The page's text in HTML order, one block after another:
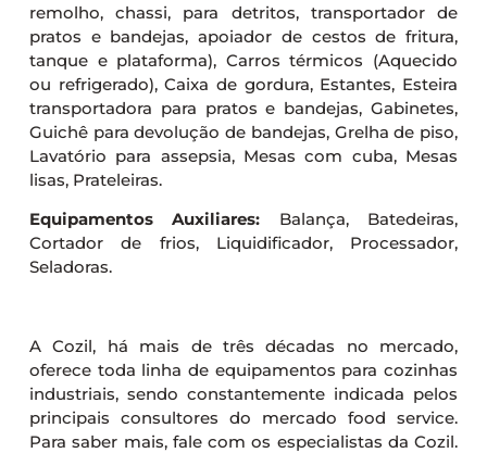
remolho, chassi, para detritos, transportador de
pratos e bandejas, apoiador de cestos de fritura,
tanque e plataforma), Carros térmicos (Aquecido
ou refrigerado), Caixa de gordura, Estantes, Esteira
transportadora para pratos e bandejas, Gabinetes,
Guichê para devolução de bandejas, Grelha de piso,
Lavatório para assepsia, Mesas com cuba, Mesas
lisas, Prateleiras.
Equipamentos Auxiliares: Balança, Batedeiras,
Cortador de frios, Liquidificador, Processador,
Seladoras.
A Cozil, há mais de três décadas no mercado,
oferece toda linha de equipamentos para cozinhas
industriais, sendo constantemente indicada pelos
principais consultores do mercado food service.
Para saber mais, fale com os especialistas da Cozil.